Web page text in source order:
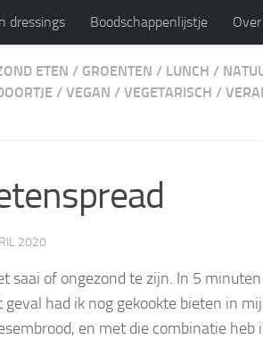
dressings Boodschappenlijstje Over
ETEN / GROENTEN / LUNCH /
/ VEGAN / VEGETARISCH /
2020
saai of ongezond te zijn. In 5
had ik nog gekookte bieten in
en met die combinatie heb